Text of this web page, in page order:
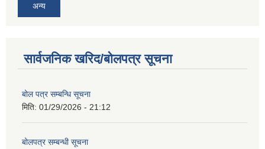
अन्य
सार्वजनिक खरिद/बोलपत्र सूचना
बोल पत्र सम्बन्धि सूचना
मिति: 01/29/2026 - 21:12
बोलपत्र सम्बन्धी सूचना